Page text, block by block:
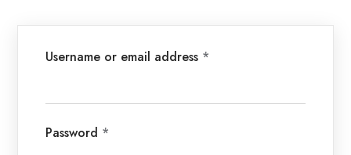
Username or email address *
Password *